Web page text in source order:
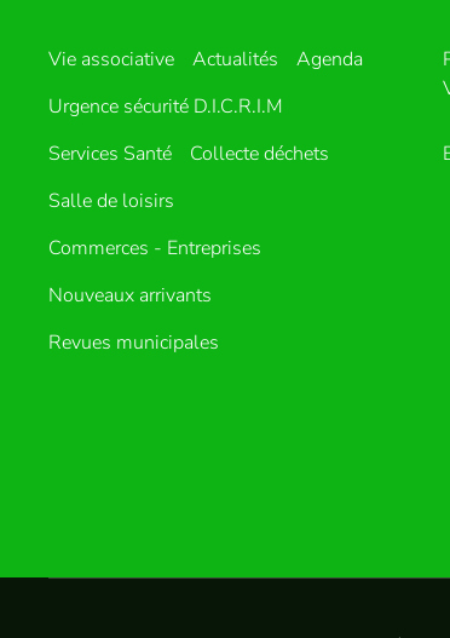
Vie associative Actualités
Agenda
Urgence sécurité D.I.C.R.I.M
Services Santé
Collecte déchets
Salle de loisirs
Commerces - Entreprises
Nouveaux arrivants
Revues municipales